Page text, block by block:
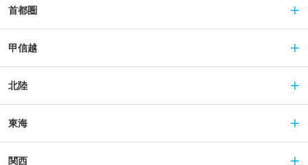
首都圏
甲信越
北陸
東海
関西